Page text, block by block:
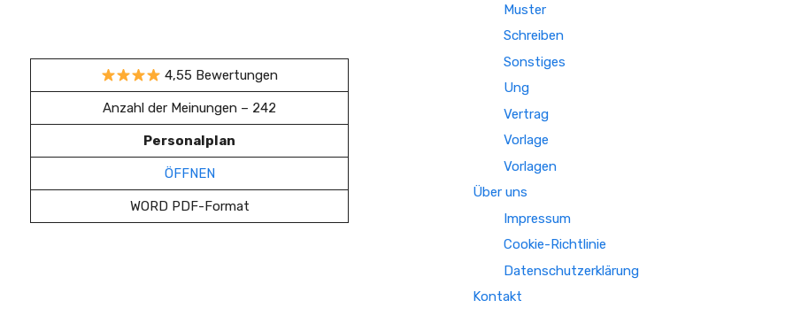
4,55 Bewertungen
Anzahl der Meinungen – 242
Personalplan
ÖFFNEN
WORD PDF-Format
Muster
Schreiben
Sonstiges
Ung
Vertrag
Vorlage
Vorlagen
Über uns
Impressum
Cookie-Richtlinie
Datenschutzerklärung
Kontakt